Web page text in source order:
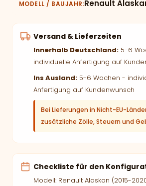
MODELL / BAUJAHR Renault
Versand & Lieferzeiten
Innerhalb Deutschland: 5-6
individuelle Anfertigung auf
Ins Ausland: 5-6 Wochen -
Anfertigung auf Kundenwunsch
Bei Lieferungen in Nicht-EU-
zusätzliche Zölle, Steuern und
Checkliste für den
Modell: Renault Alaskan (2015-